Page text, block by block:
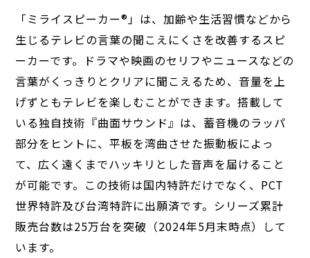
「ミライスピーカー®」は、加齢や生活習慣などから
生じるテレビの言葉の聞こえにくさを改善するスピ
ーカーです。ドラマや映画のセリフやニュースなどの
言葉がくっきりとクリアに聞こえるため、音量を上
げずともテレビを楽しむことができます。搭載して
いる独自技術『曲面サウンド』は、蓄音機のラッパ
部分をヒントに、平板を湾曲させた振動板によっ
て、広く遠くまでハッキリとした音声を届けること
が可能です。この技術は国内特許だけでなく、PCT
世界特許及び台湾特許に出願済です。シリーズ累計
販売台数は25万台を突破（2024年5月末時点）して
います。